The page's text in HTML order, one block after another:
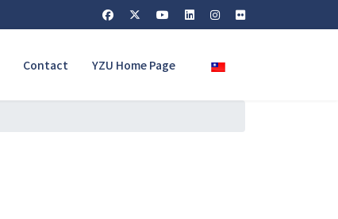
Contact YZU Home Page Select your language